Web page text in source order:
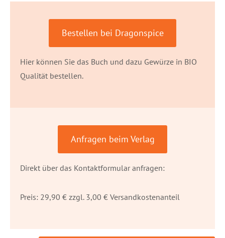
Bestellen bei Dragonspice
Hier können Sie das Buch und dazu Gewürze in BIO
Qualität bestellen.
Anfragen beim Verlag
Direkt über das Kontaktformular anfragen:
Preis: 29,90 € zzgl. 3,00 € Versandkostenanteil